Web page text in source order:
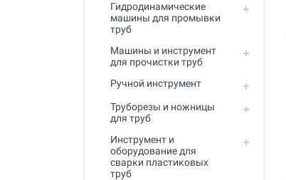
Гидродинамические
машины для промывки
труб
Машины и инструмент
для прочистки труб
Ручной инструмент
Труборезы и ножницы
для труб
Инструмент и
оборудование для
сварки пластиковых
труб